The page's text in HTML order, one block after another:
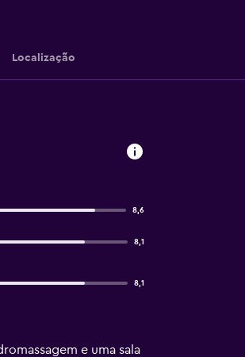
Localização
8,6
8,1
8,1
e uma sala